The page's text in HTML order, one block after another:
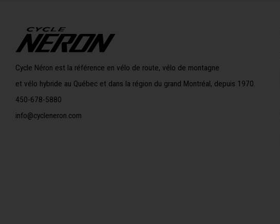
Cycle Néron est la référence en vélo de route, vélo de montagne
et vélo hybride au Québec et dans la région du grand Montréal, depuis 1970.
450-678-5880
info@cycleneron.com